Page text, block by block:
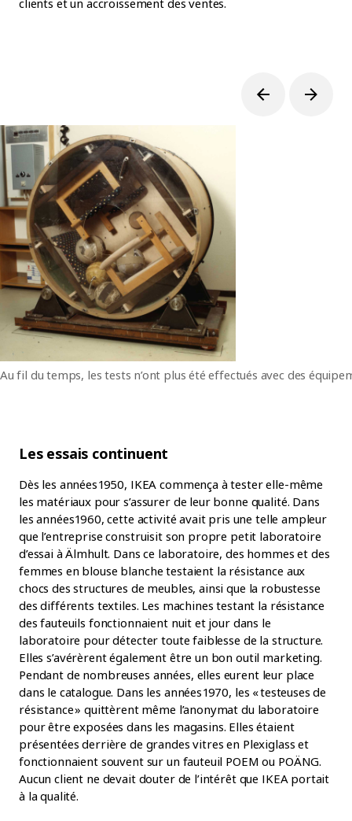
clients et un accroissement des ventes.
Au fil du temps, les tests n’ont plus été effectués avec des
Les essais continuent
Dès les années 1950, IKEA commença à tester elle-même
les matériaux pour s’assurer de leur bonne qualité. Dans
les années 1960, cette activité avait pris une telle ampleur
que l’entreprise construisit son propre petit laboratoire
d’essai à Älmhult. Dans ce laboratoire, des hommes et des
femmes en blouse blanche testaient la résistance aux
chocs des structures de meubles, ainsi que la robustesse
des différents textiles. Les machines testant la résistance
des fauteuils fonctionnaient nuit et jour dans le
laboratoire pour détecter toute faiblesse de la structure.
Elles s’avérèrent également être un bon outil marketing.
Pendant de nombreuses années, elles eurent leur place
dans le catalogue. Dans les années 1970, les « testeuses de
résistance » quittèrent même l’anonymat du laboratoire
pour être exposées dans les magasins. Elles étaient
présentées derrière de grandes vitres en Plexiglass et
fonctionnaient souvent sur un fauteuil POEM ou POÄNG.
Aucun client ne devait douter de l’intérêt que IKEA portait
à la qualité.